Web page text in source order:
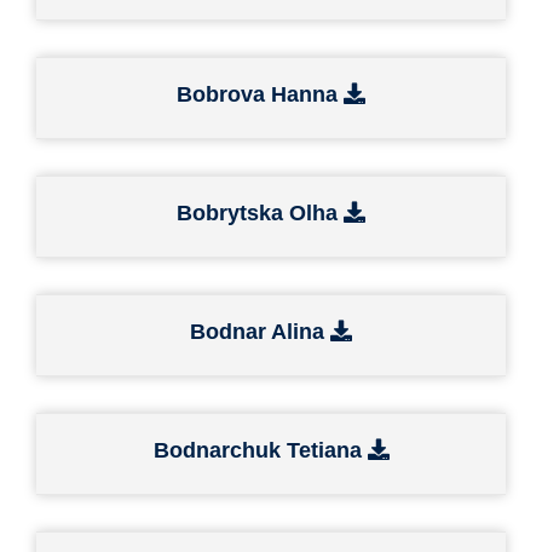
Bobrova Hanna
Bobrytska Olha
Bodnar Alina
Bodnarchuk Tetiana